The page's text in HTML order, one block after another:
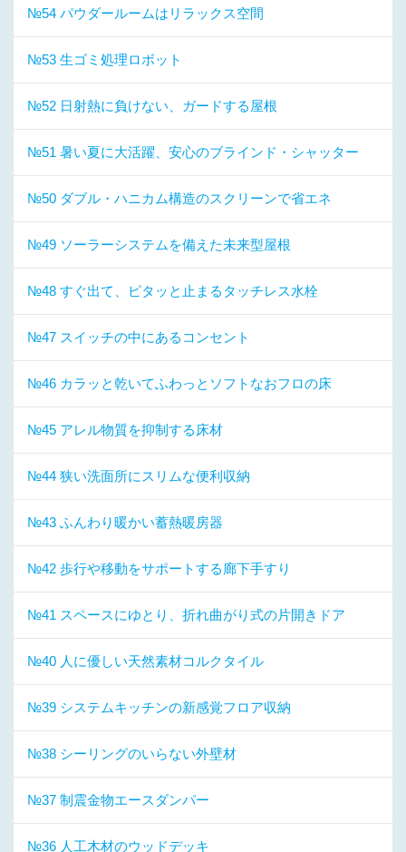
№54 パウダールームはリラックス空間
№53 生ゴミ処理ロボット
№52 日射熱に負けない、ガードする屋根
№51 暑い夏に大活躍、安心のブラインド・シャッター
№50 ダブル・ハニカム構造のスクリーンで省エネ
№49 ソーラーシステムを備えた未来型屋根
№48 すぐ出て、ピタッと止まるタッチレス水栓
№47 スイッチの中にあるコンセント
№46 カラッと乾いてふわっとソフトなおフロの床
№45 アレル物質を抑制する床材
№44 狭い洗面所にスリムな便利収納
№43 ふんわり暖かい蓄熱暖房器
№42 歩行や移動をサポートする廊下手すり
№41 スペースにゆとり、折れ曲がり式の片開きドア
№40 人に優しい天然素材コルクタイル
№39 システムキッチンの新感覚フロア収納
№38 シーリングのいらない外壁材
№37 制震金物エースダンパー
№36 人工木材のウッドデッキ